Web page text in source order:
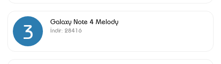
3 Galaxy Note 4 Melody
İndir: 28416